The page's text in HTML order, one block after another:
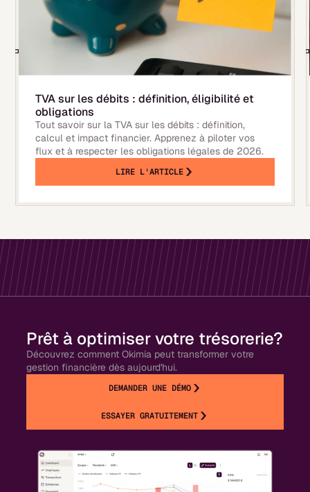
TVA sur les débits : définition, éligibilité et
obligations
Tout savoir sur la TVA sur les débits : définition,
calcul et impact financier. Apprenez à piloter vos
flux et à respecter les obligations légales de 2026.
LIRE L'ARTICLE
Prêt à optimiser votre trésorerie?
Découvrez comment Okimia peut transformer votre
gestion financière dès aujourd'hui.
DEMANDER UNE DÉMO
ESSAYER GRATUITEMENT